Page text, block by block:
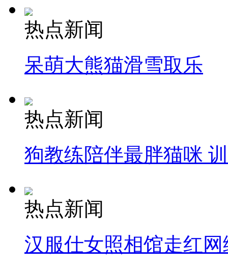
热点新闻
呆萌大熊猫滑雪取乐
热点新闻
狗教练陪伴最胖猫咪
热点新闻
汉服仕女照相馆走红网